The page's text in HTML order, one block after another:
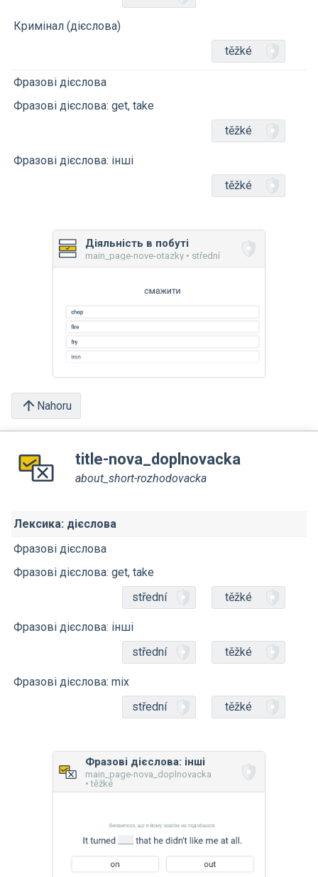
Кримінал (дієслова)
těžké
Фразові дієслова
Фразові дієслова: get, take
těžké
Фразові дієслова: інші
těžké
Діяльність в побуті
main_page-nove-otazky • střední
Nahoru
title-nova_doplnovacka
about_short-rozhodovacka
Лексика: дієслова
Фразові дієслова
Фразові дієслова: get, take
střední
těžké
Фразові дієслова: інші
střední
těžké
Фразові дієслова: mix
střední
těžké
Фразові дієслова: інші
main_page-nova_doplnovacka
• těžké